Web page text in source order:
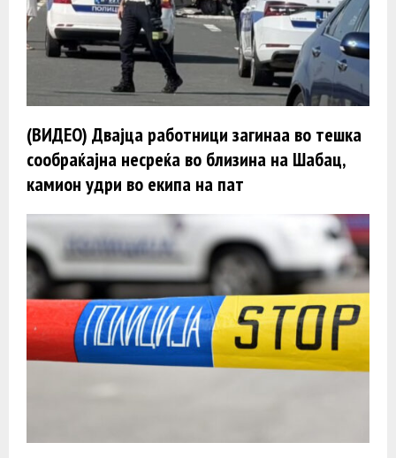
(ВИДЕО) Двајца работници загинаа во тешка
сообраќајна несреќа во близина на Шабац,
камион удри во екипа на пат